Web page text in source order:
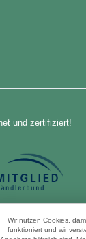
und zertifiziert!
Wir nutzen Cookies,
funktioniert und wir